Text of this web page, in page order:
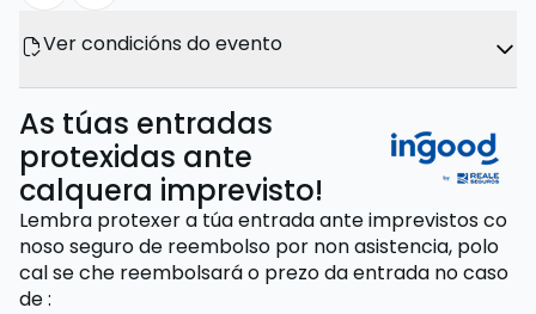
Ver condicións do evento
As túas entradas
protexidas ante
calquera imprevisto!
Lembra protexer a túa entrada ante imprevistos co
noso seguro de reembolso por non asistencia, polo
cal se che reembolsará o prezo da entrada no caso
de: